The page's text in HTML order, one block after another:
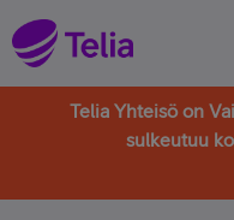
Telia Yhteisö on
sulkeutuu